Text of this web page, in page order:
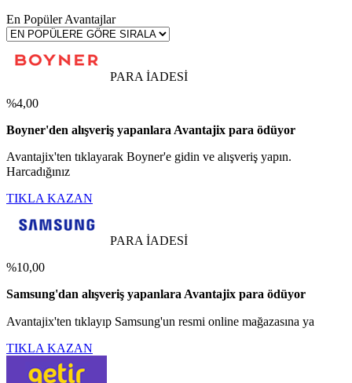
En Popüler Avantajlar
PARA İADESİ
%4,00
Boyner'den alışveriş yapanlara Avantajix para ödüyor
Avantajix'ten tıklayarak Boyner'e gidin ve alışveriş yapın.
Harcadığınız
TIKLA KAZAN
PARA İADESİ
%10,00
Samsung'dan alışveriş yapanlara Avantajix para ödüyor
Avantajix'ten tıklayıp Samsung'un resmi online mağazasına ya
TIKLA KAZAN